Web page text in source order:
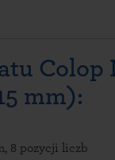
Colop
mm):
8 pozycji liczb